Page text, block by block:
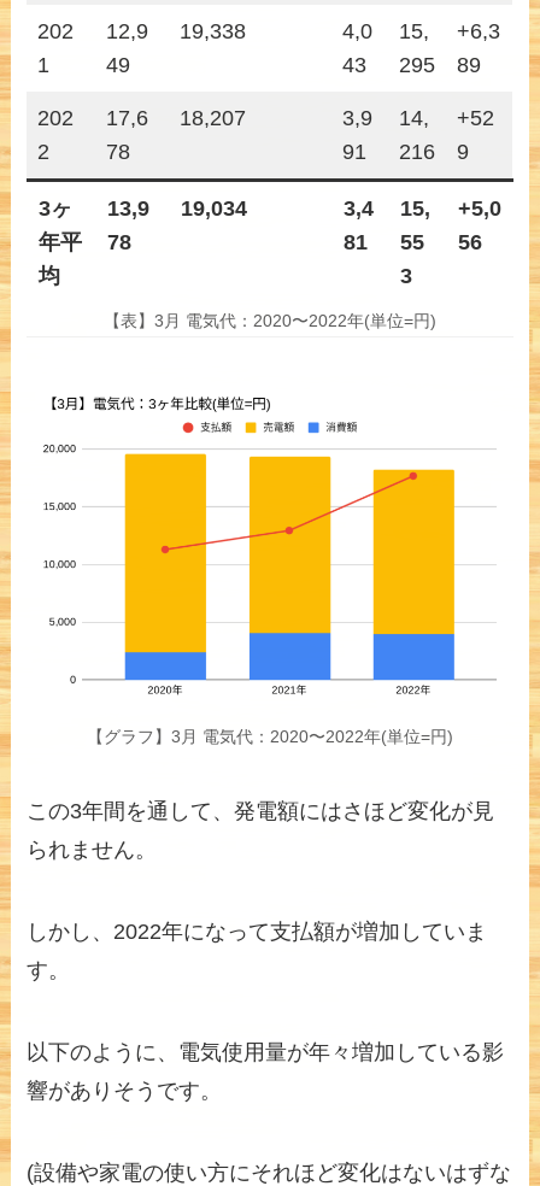
202
1
12,9
49
19,338
4,0
43
15,
295
+6,3
89
202
2
17,6
78
18,207
3,9
91
14,
216
+52
9
3ヶ
年平
均
13,9
78
19,034
3,4
81
15,
55
3
+5,0
56
【表】3月 電気代：2020〜2022年(単位=円)
【グラフ】3月 電気代：2020〜2022年(単位=円)
この3年間を通して、発電額にはさほど変化が見
られません。
しかし、2022年になって支払額が増加していま
す。
以下のように、電気使用量が年々増加している影
響がありそうです。
(設備や家電の使い方にそれほど変化はないはずな